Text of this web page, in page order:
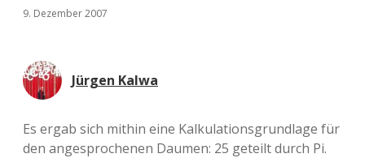
9. Dezember 2007
Jürgen Kalwa
Es ergab sich mithin eine Kalkulationsgrundlage für
den angesprochenen Daumen: 25 geteilt durch Pi.